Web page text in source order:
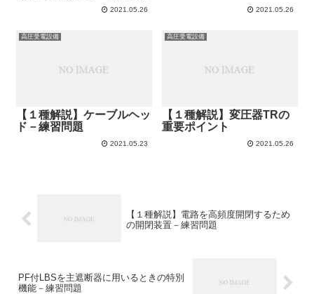
2021.05.26 2021.05.26
高圧受電設備
【１種解説】ケーブルヘッ
ド－練習問題
2021.05.23
高圧受電設備
【１種解説】変圧器TRの
重要ポイント
2021.05.26
【１種解説】電路を高頻度開閉するため
の開閉装置－練習問題
PF付LBSを主遮断器に用いるときの特別
機能－練習問題